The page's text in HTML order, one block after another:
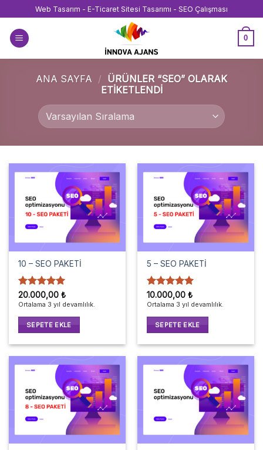
atla
Web Tasarım - E-Ticaret Sitesi Tasarımı - SEO Çalışması
0
ANA SAYFA / ÜRÜNLER “SEO” OLARAK
ETIKETLENDI
10 – SEO PAKETİ
5 üzerinden
5oy aldı
20.000,00₺
Ortalama 3 yıl devamlılık.
SEPETE EKLE
5 – SEO PAKETİ
5 üzerinden
5oy aldı
10.000,00₺
Ortalama 3 yıl devamlılık.
SEPETE EKLE